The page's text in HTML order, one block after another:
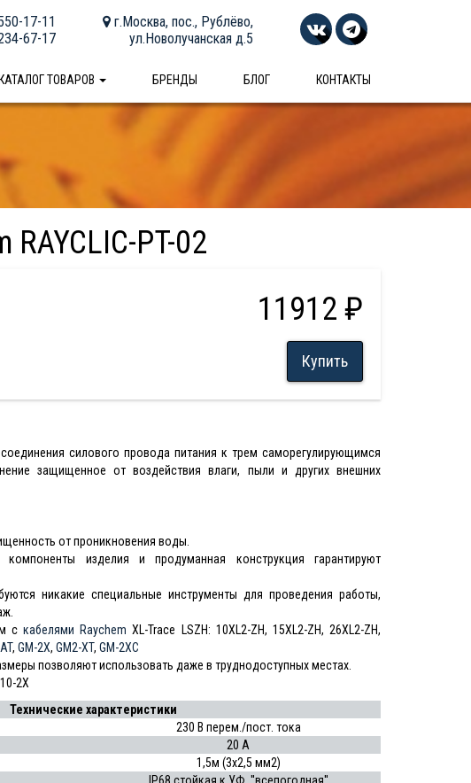
17-11
67-17
г.Москва, пос., Рублёво,
ул.Новолучанская д.5
КАТАЛОГ ТОВАРОВ БРЕНДЫ БЛОГ КОНТАКТЫ
PT-02
11912 ₽
Купить
силового провода питания к трем саморегулирующимся
защищенное от воздействия влаги, пыли и других внешних
от проникновения воды.
компоненты изделия и продуманная конструкция гарантируют
никакие специальные инструменты для проведения работы,
с кабелями Raychem XL-Trace LSZH: 10XL2-ZH, 15XL2-ZH, 26XL2-ZH,
, GM-2X, GM2-XT, GM-2XC
позволяют использовать даже в труднодоступных местах.
2X
Технические характеристики
230 В перем./пост. тока
20 А
1,5м (3х2,5 мм2)